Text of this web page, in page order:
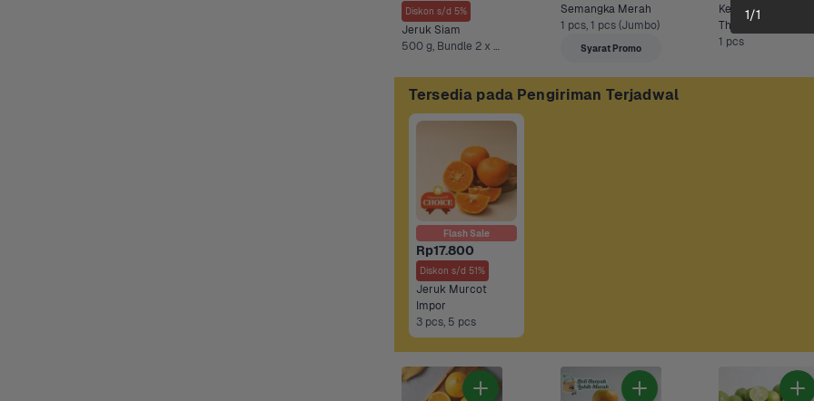
Diskon s/d 5%
Jeruk Siam
500 g, Bundle 2 x 500 gr +2 Lainnya
Semangka Merah
1 pcs, 1 pcs (Jumbo)
Syarat Promo
Kelapa Muda Ala
Thailand
1 pcs
Tersedia pada Pengiriman Terjadwal
Flash Sale
Rp17.800
Diskon s/d 51%
Jeruk Murcot
Impor
3 pcs, 5 pcs
1/1